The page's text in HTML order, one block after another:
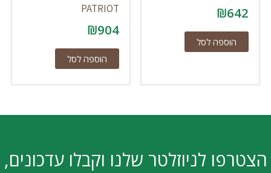
₪642
הוספה לסל
PATRIOT
₪904
הוספה לסל
הצטרפו לניוזלטר שלנו וקבלו עדכונים,